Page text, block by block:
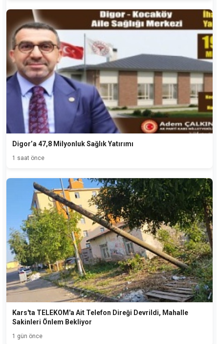
Digor’a 47,8 Milyonluk Sağlık Yatırımı
1 saat önce
Kars'ta TELEKOM'a Ait Telefon Direği Devrildi, Mahalle
Sakinleri Önlem Bekliyor
1 gün önce